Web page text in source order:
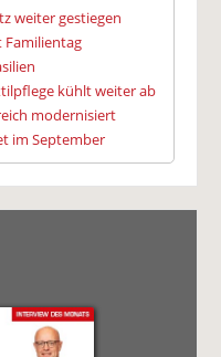
weiter gestiegen
Familientag
kühlt weiter ab
modernisiert
im September